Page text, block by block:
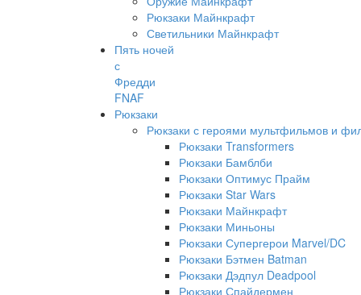
Рюкзаки Майнкрафт
Светильники Майнкрафт
Пять ночей
с
Фредди
FNAF
Рюкзаки
Рюкзаки с героями мультфильмов и
Рюкзаки Transformers
Рюкзаки Бамблби
Рюкзаки Оптимус Прайм
Рюкзаки Star Wars
Рюкзаки Майнкрафт
Рюкзаки Миньоны
Рюкзаки Супергерои Marvel/DC
Рюкзаки Бэтмен Batman
Рюкзаки Дэдпул Deadpool
Рюкзаки Спайдермен